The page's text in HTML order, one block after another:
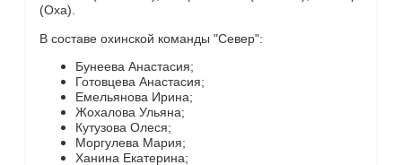
(Оха).
В составе охинской команды "Север":
Бунеева Анастасия;
Готовцева Анастасия;
Емельянова Ирина;
Жохалова Ульяна;
Кутузова Олеся;
Моргулева Мария;
Ханина Екатерина;